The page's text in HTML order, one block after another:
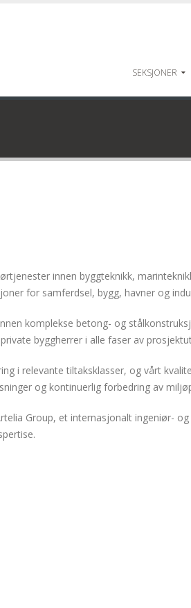
SEKSJONER
innen byggteknikk,
for samferdsel, bygg, havner og
komplekse betong- og
byggherrer i alle faser av
i relevante tiltaksklasser, og vårt
og kontinuerlig forbedring av
Group, et internasjonalt ingeniør-